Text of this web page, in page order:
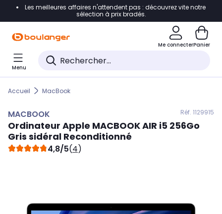
Accéder directement à la navigation
Accéder directement au pied de page
Accéder directement au chatbot
Les meilleures affaires n'attendent pas : découvrez vite notre
sélection à prix bradés.
Me connecterPanier
Menu
Accueil MacBook
MACBOOK Réf. 1129915
Ordinateur Apple MACBOOKAIR i5 256Go
Gris sidéral Reconditionné
4,8/5(4)